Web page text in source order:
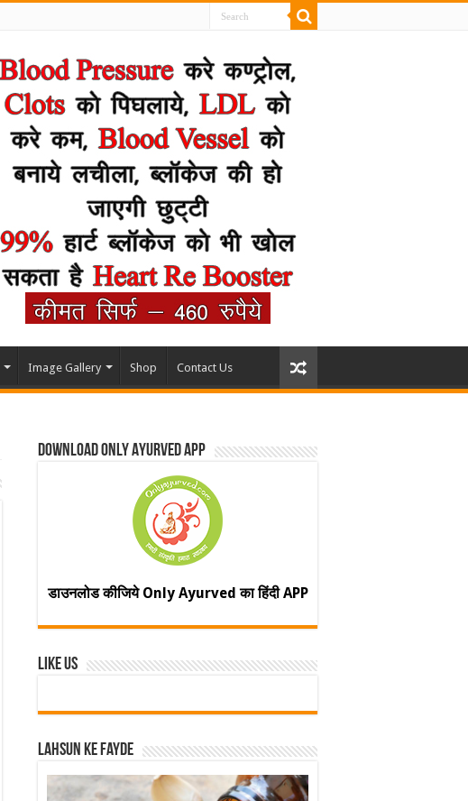
Image Gallery Shop Contact Us
Download Only Ayurved App
डाउनलोड कीजिये Only Ayurved का हिंदी APP
Like Us
Lahsun ke fayde